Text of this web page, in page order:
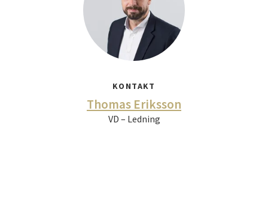
KONTAKT
Thomas Eriksson
VD – Ledning